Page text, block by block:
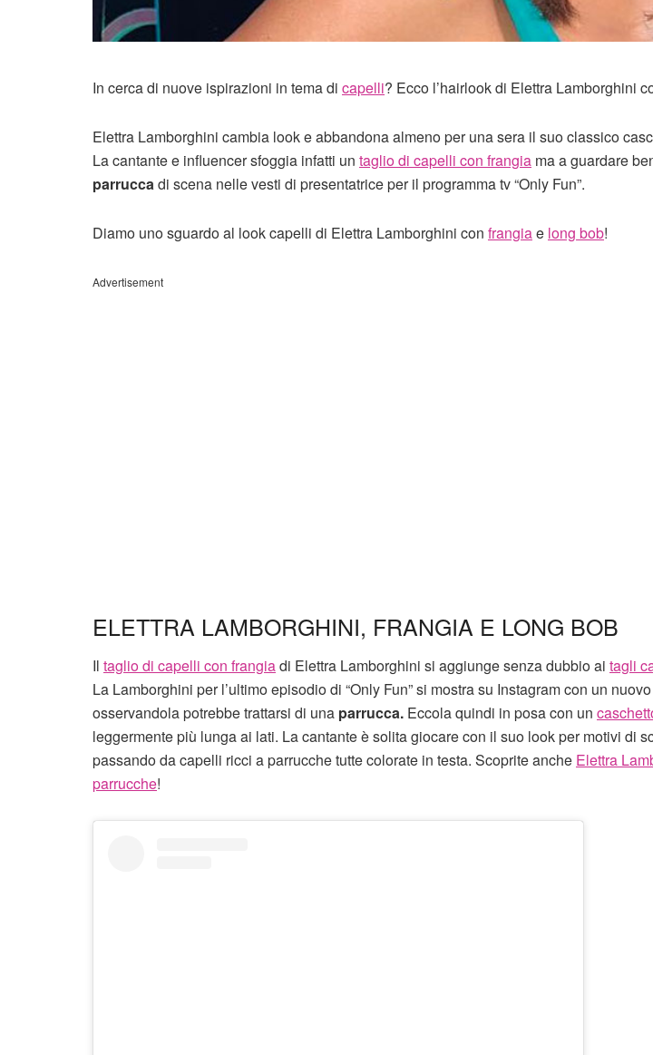
In cerca di nuove ispirazioni in tema di capelli? Ecco l’hairlook di Elettra Lamborghini
Elettra Lamborghini cambia look e abbandona almeno per una sera il suo classico
La cantante e influencer sfoggia infatti un taglio di capelli con frangia ma a guardare
parruccadi scena nelle vesti di presentatrice per il programma tv “Only Fun”.
Diamo uno sguardo al look capelli di Elettra Lamborghini con frangiae long bob!
Advertisement
ELETTRA LAMBORGHINI, FRANGIA E LONG BOB
Il taglio di capelli con frangiadi Elettra Lamborghini si aggiunge senza dubbio ai tagli
La Lamborghini per l’ultimo episodio di “Only Fun” si mostra su Instagram con un
osservandola potrebbe trattarsi di una parrucca. Eccola quindi in posa con un
leggermente più lunga ai lati. La cantante è solita giocare con il suo look per motivi di
passando da capelli ricci a parrucche tutte colorate in testa. Scoprite anche Elettra
parrucche!